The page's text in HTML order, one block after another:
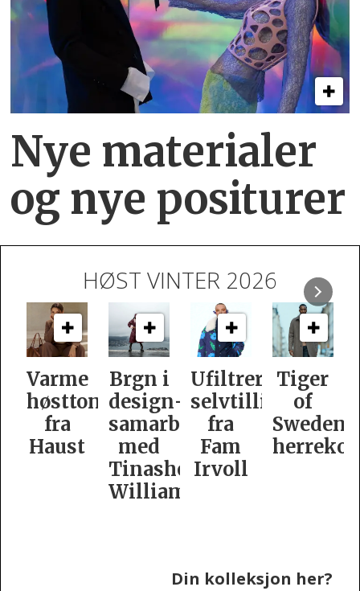
Nye materialer
og nye positurer
HØST VINTER 2026
Brgn i
design­
samarbeid
med
Williamson
Ufiltrert
selvtillit
fra
Fam
Irvoll
Tiger
of
Swedens
herrekolleksjon
Slik
er
dame­
Din kolleksjon her?